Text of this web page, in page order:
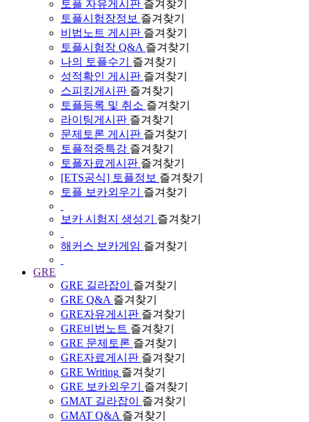
토플 자유게시판 즐겨찾기
토플시험장정보 즐겨찾기
비법노트 게시판 즐겨찾기
토플시험장 Q&A 즐겨찾기
나의 토플수기
즐겨찾기
성적확인 게시판 즐겨찾기
스피킹게시판 즐겨찾기
토플등록 및 취소 즐겨찾기
라이팅게시판 즐겨찾기
문제토론 게시판 즐겨찾기
토플적중특강 즐겨찾기
토플자료게시판 즐겨찾기
[ETS공식] 토플정보 즐겨찾기
토플 보카외우기
즐겨찾기
보카 시험지 생성기 즐겨찾기
해커스 보카게임 즐겨찾기
GRE
GRE 길라잡이
즐겨찾기
GRE Q&A 즐겨찾기
GRE자유게시판 즐겨찾기
GRE비법노트 즐겨찾기
GRE 문제토론 즐겨찾기
GRE자료게시판 즐겨찾기
GRE Writing 즐겨찾기
GRE 보카외우기
즐겨찾기
GMAT 길라잡이
즐겨찾기
GMAT Q&A 즐겨찾기